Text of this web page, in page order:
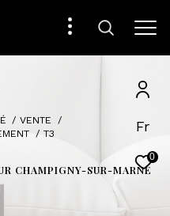
Fr
0
VENTE
T3
CHAMPIGNY-SUR-MARNE